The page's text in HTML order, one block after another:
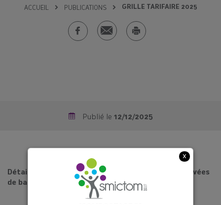
x
ACCUEIL PUBLICATIONS GRILLE TARIFAIRE 2025
Publié le 12/12/2025
Détails des tarifs d’ouverture des bornes et des levées
de bacs pour 2025